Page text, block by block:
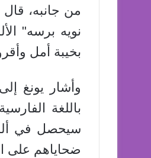
من جانبه، قال
نويه برسه"
بخيبة أمل
وأشار يونغ
باللغة
ضحاياهم على